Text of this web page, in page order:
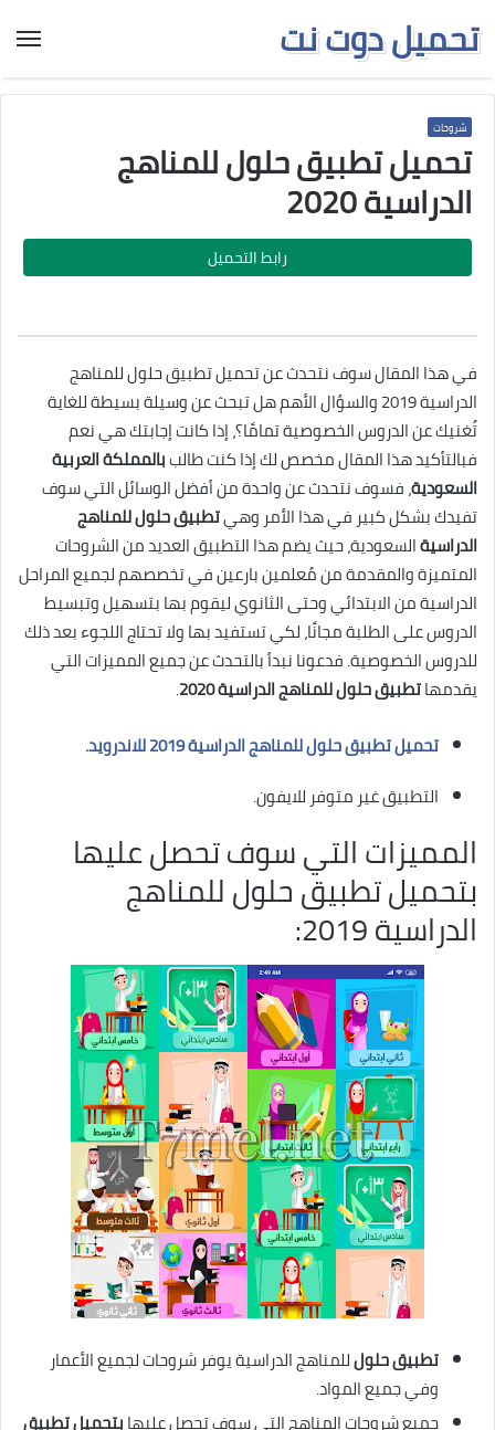
تحميل دوت نت
شروحات
تحميل تطبيق حلول للمناهج
الدراسية 2020
رابط التحميل
في هذا المقال سوف نتحدث عن تحميل تطبيق حلول للمناهج
الدراسية 2019 والسؤال الأهم هل تبحث عن وسيلة بسيطة للغاية
تُغنيك عن الدروس الخصوصية تمامًا؟، إذا كانت إجابتك هي نعم
فبالتأكيد هذا المقال مخصص لك إذا كنت طالببالمملكة العربية
السعودية، فسوف نتحدث عن واحدة من أفضل الوسائل التي سوف
تفيدك بشكل كبير في هذا الأمر وهيتطبيق حلول للمناهج
الدراسيةالسعودية، حيث يضم هذا التطبيق العديد من الشروحات
المتميزة والمقدمة من مُعلمين بارعين في تخصصهم لجميع المراحل
الدراسية من الابتدائي وحتى الثانوي ليقوم بها بتسهيل وتبسيط
الدروس على الطلبة مجانًا، لكي تستفيد بها ولا تحتاج اللجوء بعد ذلك
للدروس الخصوصية. فدعونا نبدأ بالتحدث عن جميع المميزات التي
يقدمهاتطبيق حلولللمناهج الدراسية 2020
.
تحميل تطبيق حلول للمناهج الدراسية 2019 للاندرويد.
التطبيق غير متوفر للايفون.
المميزات التي سوف تحصل عليها
بتحميل تطبيق حلول للمناهج
الدراسية 2019:
تطبيق حلولللمناهج الدراسية يوفر شروحات لجميع الأعمار
وفي جميع المواد.
جميع شروحات المناهج التي سوف تحصل عليهابتحميل تطبيق